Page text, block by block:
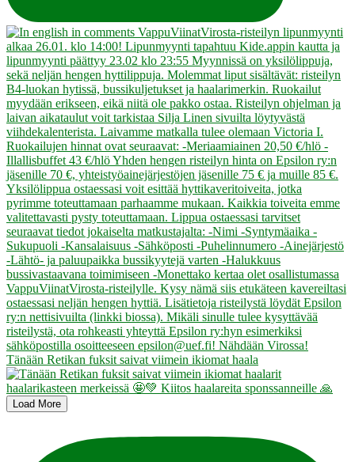
Tänään Retikan fuksit saivat viimein ikiomat haala
Load More